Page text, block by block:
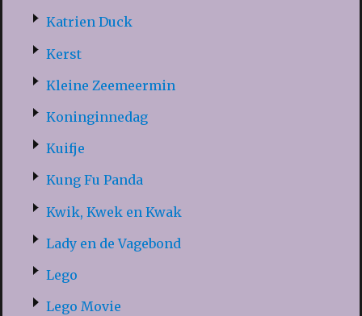
Katrien Duck
Kerst
Kleine Zeemeermin
Koninginnedag
Kuifje
Kung Fu Panda
Kwik, Kwek en Kwak
Lady en de Vagebond
Lego
Lego Movie